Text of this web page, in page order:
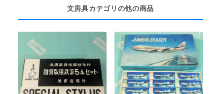
文房具カテゴリの他の商品